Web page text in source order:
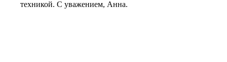
техникой. С уважением, Анна.